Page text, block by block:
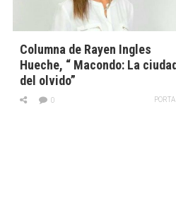
Columna de Rayen Ingles
Hueche, “ Macondo: La
del olvido”
0